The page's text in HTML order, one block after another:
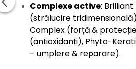
Complexe active: Brilliant
(strălucire
Complex (forță &
(antioxidanți), Phyto-
– umplere & reparare).